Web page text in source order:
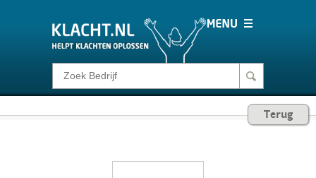
Klacht melden
Terug